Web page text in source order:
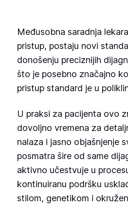
Međusobna saradnja
pristup, postaju novi
donošenju preciznijih
što je posebno značajno
pristup standard je u
U praksi za pacijenta ovo
dovoljno vremena za
nalaza i jasno objašnjenje
posmatra šire od same
aktivno učestvuje u
kontinuiranu podršku
stilom, genetikom i